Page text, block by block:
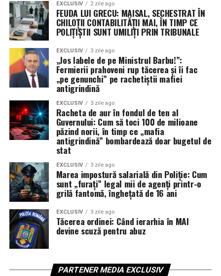
EXCLUSIV 2 zile ago
FEUDA LUI GRECU: MAISAL, SECHESTRAT ÎN
CHILOȚII CONTABILITĂȚII MAI, ÎN TIMP CE
POLIȚIȘTII SUNT UMILIȚI PRIN TRIBUNALE
EXCLUSIV 3 zile ago
„Jos labele de pe Ministrul Barbu!”:
Fermierii prahoveni rup tăcerea și îi fac
„pe genunchi” pe rachetiștii mafiei
antigrindină
EXCLUSIV 3 zile ago
Racheta de aur în fondul de ten al
Guvernului: Cum să toci 100 de milioane
păzind norii, în timp ce „mafia
antigrindină” bombardează doar bugetul de
stat
EXCLUSIV 3 zile ago
Marea impostură salarială din Poliție: Cum
sunt „furați” legal mii de agenți printr-o
grilă fantomă, înghețată de 16 ani
EXCLUSIV 3 zile ago
Tăcerea ordinei: Când ierarhia în MAI
devine scuză pentru abuz
PARTENER MEDIA EXCLUSIV